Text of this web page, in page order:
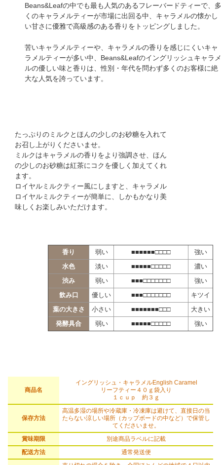
Beans&Leafの中でも最も人気のあるフレーバードティーで、多
くのキャラメルティーが市場に出回る中、キャラメルの懐かし
い甘さに優雅で高級感のある香りをトッピングしました。
苦いキャラメルティーや、キャラメルの香りを感じにくいキャ
ラメルティーが多い中、Beans&Leafのイングリッシュキャラメ
ルの優しい味と香りは、性別・年代を問わず多くのお客様に絶
大な人気を誇っています。
たっぷりのミルクとほんの少しのお砂糖を入れて
お召し上がりくださいませ。
ミルクはキャラメルの香りをより強調させ、ほん
の少しのお砂糖は紅茶にコクを優しく加えてくれ
ます。
ロイヤルミルクティー風にしますと、キャラメル
ロイヤルミルクティーが簡単に、しかもかなり美
味しくお楽しみいただけます。
香り 弱い ■■■■■■□□□□
強い
水色
淡い ■■■■■□□□□□
濃い
渋み
弱い ■■■□□□□□□□
強い
飲み口
優しい ■■■□□□□□□□
キツイ
葉の大きさ
小さい ■■■■■■■□□□
大きい
発酵具合
弱い ■■■■■□□□□□ 強い
商品名
イングリッシュ・キャラメルEnglish Caramel
リーフティー４０ｇ袋入り
１ｃｕｐ 約３ｇ
保存方法
高温多湿の場所や冷蔵庫・冷凍庫は避けて、直接日の当
たらない涼しい場所（カップボードの中など）で保管し
てくださいませ。
賞味期限
別途商品ラベルに記載
配送方法
通常発送便